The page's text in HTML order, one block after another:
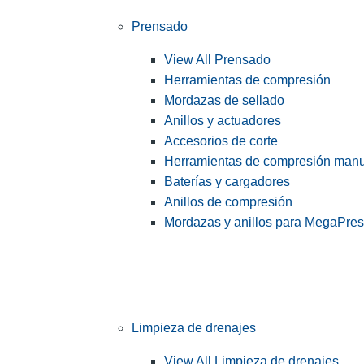
Prensado
View All Prensado
Herramientas de compresión
Mordazas de sellado
Anillos y actuadores
Accesorios de corte
Herramientas de compresión
Baterías y cargadores
Anillos de compresión
Mordazas y anillos para
Limpieza de drenajes
View All Limpieza de drenajes